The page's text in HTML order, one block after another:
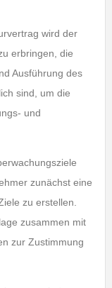
wird der
erbringen, die
Ausführung des
sind, um die
und
zunächst eine
zu erstellen.
zusammen mit
zur Zustimmung